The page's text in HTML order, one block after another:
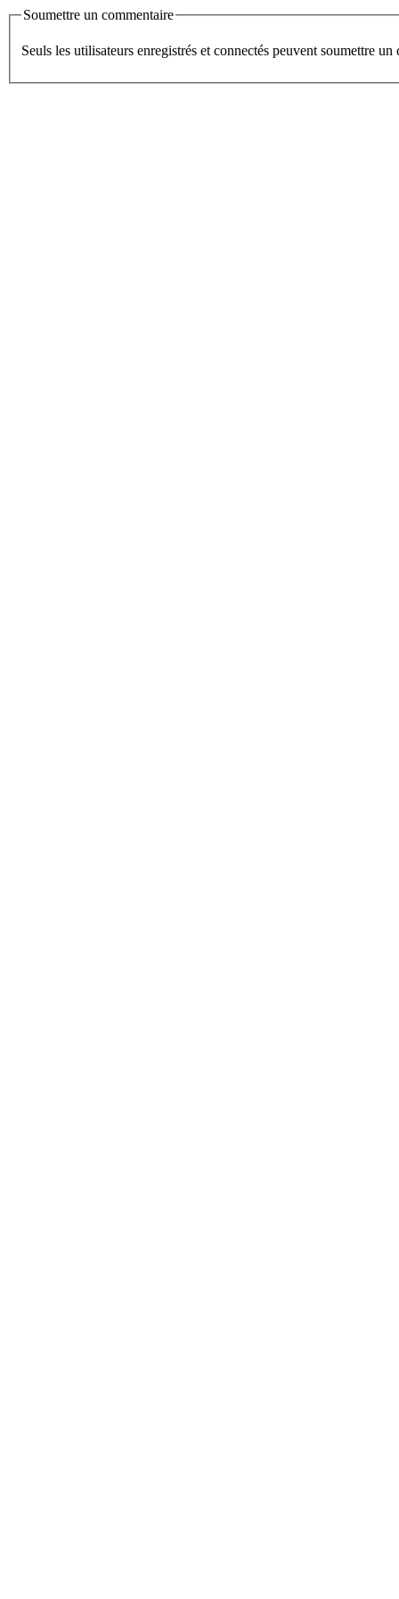
Soumettre un commentaire
Seuls les utilisateurs enregistrés et connectés peuvent soumettre un